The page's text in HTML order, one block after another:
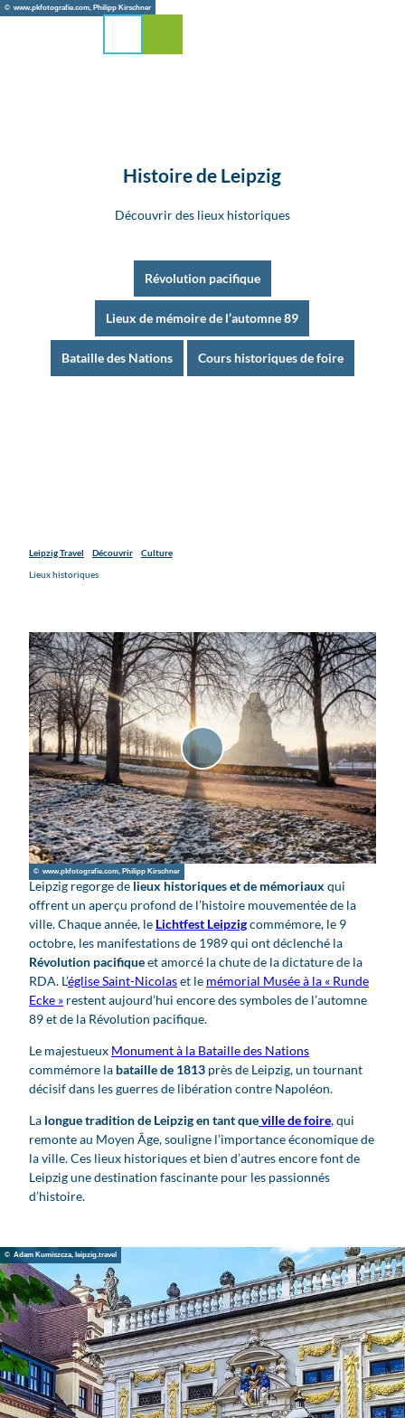
T© www.pkfotografie.com, Philipp Kirschner
Histoire de Leipzig
Découvrir des lieux historiques
Révolution pacifique
Lieux de mémoire de l’automne 89
Bataille des Nations Cours historiques de foire
Leipzig Travel Découvrir
Culture
Lieux historiques
P
l
a
y
v
i
d
e
o
© www.pkfotografie.com, Philipp Kirschner
Leipzig regorge de lieux historiques et de mémoriaux qui
offrent un aperçu profond de l’histoire mouvementée de la
ville. Chaque année, le Lichtfest Leipzigcommémore, le 9
octobre, les manifestations de 1989 qui ont déclenché la
Révolution pacifiqueet amorcé la chute de la dictature de la
RDA. L’église Saint-Nicolaset le mémorial Musée à la « Runde
Ecke » restent aujourd’hui encore des symboles de l’automne
89 et de la Révolution pacifique.
Le majestueux Monument à la Bataille des Nations
commémore la bataille de 1813 près de Leipzig, un tournant
décisif dans les guerres de libération contre Napoléon.
La longue tradition de Leipzig en tant queville de foire, qui
remonte au Moyen Âge, souligne l’importance économique de
la ville. Ces lieux historiques et bien d’autres encore font de
Leipzig une destination fascinante pour les passionnés
d’histoire.
© Adam Kumiszcza, leipzig.travel